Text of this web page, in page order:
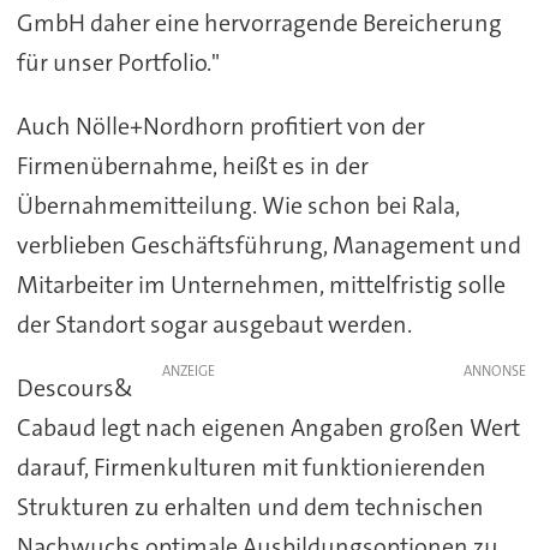
GmbH daher eine hervorragende Bereicherung
für unser Portfolio."
Auch Nölle+Nordhorn profitiert von der
Firmenübernahme, heißt es in der
Übernahmemitteilung. Wie schon bei Rala,
verblieben Geschäftsführung, Management und
Mitarbeiter im Unternehmen, mittelfristig solle
der Standort sogar ausgebaut werden.
ANZEIGE
Descours&
Cabaud legt nach eigenen Angaben großen Wert
darauf, Firmenkulturen mit funktionierenden
Strukturen zu erhalten und dem technischen